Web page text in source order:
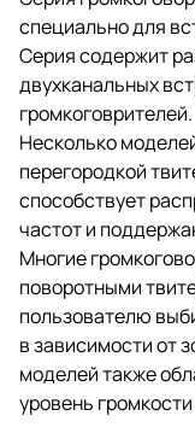
специально для
Серия содержит
двухканальных
громкоговрителей.
Несколько
перегородкой
способствует
частот и
Многие
поворотными
пользователю
в зависимости от
моделей также
уровень